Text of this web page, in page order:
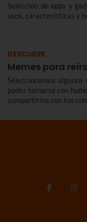
Selección de apps y
usos, características y
DESCUBRE
Memes para
Seleccionamos
poder tomarse con
compartirlos con tus